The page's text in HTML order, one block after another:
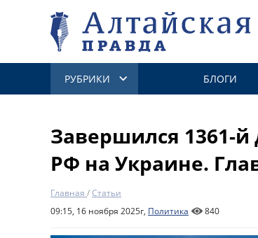
РУБРИКИ БЛОГИ
Завершился 1361-
РФ на Украине.
Главная /Статьи
09:15, 16 ноября 2025г, Политика 840